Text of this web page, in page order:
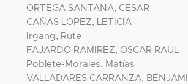
ORTEGA SANTANA, CESAR
CAÑAS LOPEZ, LETICIA
Irgang, Rute
FAJARDO RAMIREZ, OSCAR RAUL
Poblete-Morales, Matías
VALLADARES CARRANZA,